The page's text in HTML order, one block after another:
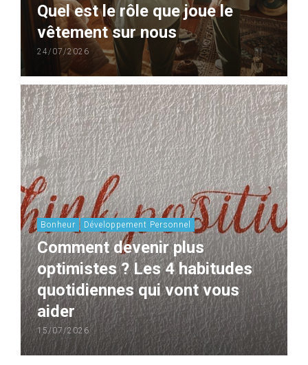
Quel est le rôle que joue le
vêtement sur nous
24/07/2026
Bonheur Développement Personnel
Comment devenir plus
optimistes ? Les 4 habitudes
quotidiennes qui vont vous
aider
15/07/2026